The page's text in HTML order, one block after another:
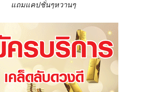
แถมแคปชั่นๆหวานๆ